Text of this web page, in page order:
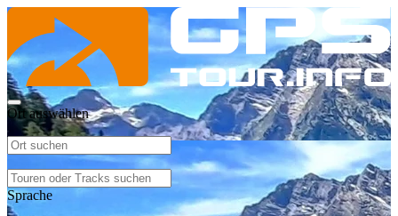
Ort auswählen
Sprache